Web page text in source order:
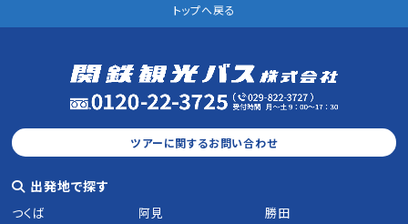
トップへ戻る
ツアーに関するお問い合わせ
出発地で探す
つくば 阿見
勝田